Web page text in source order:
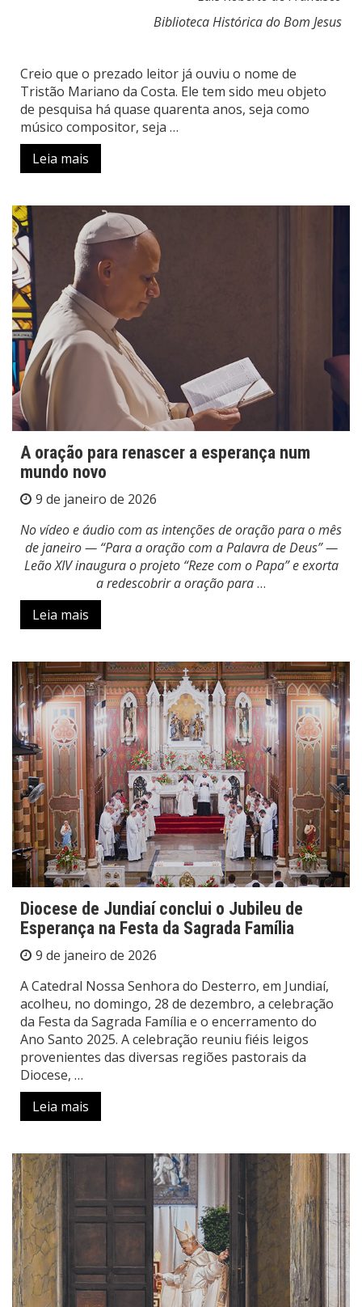
Biblioteca Histórica do Bom Jesus
Creio que o prezado leitor já ouviu o nome de
Tristão Mariano da Costa. Ele tem sido meu objeto
de pesquisa há quase quarenta anos, seja como
músico compositor, seja …
Leia mais
A oração para renascer a esperança num
mundo novo
9 de janeiro de 2026
No vídeo e áudio com as intenções de oração para o mês
de janeiro — “Para a oração com a Palavra de Deus” —
Leão XIV inaugura o projeto “Reze com o Papa” e exorta
a redescobrir a oração para…
Leia mais
Diocese de Jundiaí conclui o Jubileu de
Esperança na Festa da Sagrada Família
9 de janeiro de 2026
A Catedral Nossa Senhora do Desterro, em Jundiaí,
acolheu, no domingo, 28 de dezembro, a celebração
da Festa da Sagrada Família e o encerramento do
Ano Santo 2025. A celebração reuniu fiéis leigos
provenientes das diversas regiões pastorais da
Diocese, …
Leia mais